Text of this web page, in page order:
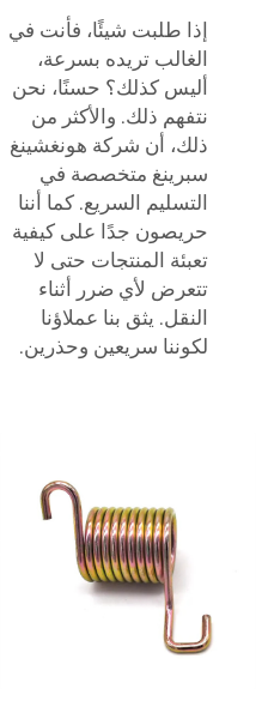
إذا طلبت شيئًا، فأنت في
الغالب تريده بسرعة،
أليس كذلك؟ حسنًا، نحن
نتفهم ذلك. والأكثر من
ذلك، أن شركة هونغشينغ
سبرينغ متخصصة في
التسليم السريع. كما أننا
حريصون جدًا على كيفية
تعبئة المنتجات حتى لا
تتعرض لأي ضرر أثناء
النقل. يثق بنا عملاؤنا
لكوننا سريعين وحذرين.